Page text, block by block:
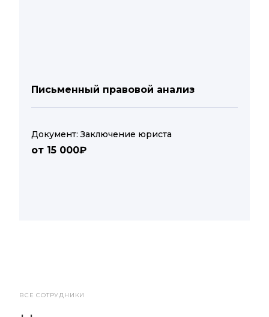
Письменный правовой анализ
Документ: Заключение юриста
от 15 000₽
ВСЕ СОТРУДНИКИ